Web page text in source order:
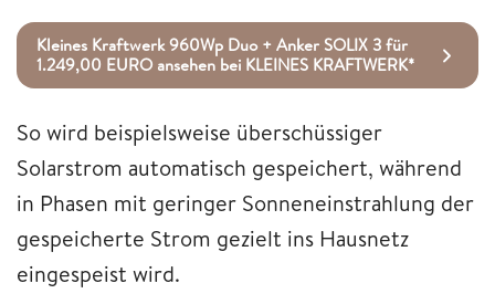
Kleines Kraftwerk 960Wp Duo + Anker SOLIX 3 für
1.249,00 EURO ansehen bei KLEINES KRAFTWERK*
So wird beispielsweise überschüssiger
Solarstrom automatisch gespeichert, während
in Phasen mit geringer Sonneneinstrahlung der
gespeicherte Strom gezielt ins Hausnetz
eingespeist wird.